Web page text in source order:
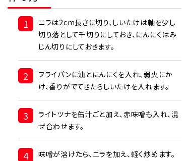
1
ニラは2cm長さに切り、しいたけは軸を少し
切り落として千切りにしておき、にんにくはみ
じん切りにしておきます。
2
フライパンに油とにんにくを入れ、弱火にか
け、香りがでてきたらしいたけを入れます。
3
ライトツナを缶汁ごと加え、赤味噌も入れ、混
ぜ合わせます。
4 味噌が溶けたら、ニラを加え、軽く炒めます。